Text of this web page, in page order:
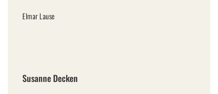
Elmar Lause
Susanne Decken